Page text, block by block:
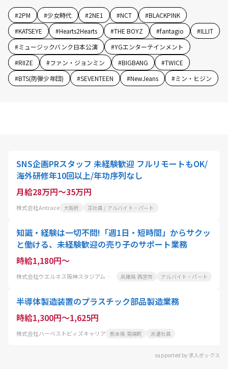
#2PM #少女時代 #2NE1 #NCT #BLACKPINK
#KATSEYE #Hearts2Hearts #THE BOYZ #fantagio #ILLIT
#ミュージックバンク日本公演 #YGエンターテインメント
#RIIZE #ファン・ジョンミン #BIGBANG #TWICE
#BTS(防弾少年団) #SEVENTEEN #NewJeans #ミン・ヒジン
SNS企画PRスタッフ 未経験歓迎 フルリモートもOK/
海外研修年10回以上/年功序列なし
月給28万円～35万円
株式会社Antrace 大阪府 正社員 / アルバイト・パート
知識・経験は一切不問!「週1日・短時間」からサクッ
と働ける、未経験歓迎の売り子のサポート業務
時給1,180円～
株式会社ウエルネス阪神スタジアム事業部フードサービス事業課 兵庫県 西宮市 アルバイト・パート
半導体製造装置のプラスチック部品製造業務
時給1,300円～1,625円
株式会社ハーベストビィズキャリア 熊本県 菊陽町 派遣社員
supported by 求人ボックス